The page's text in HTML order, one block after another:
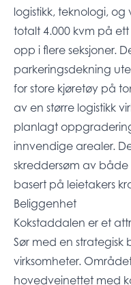
logistikk, teknologi,
totalt 4.000 kvm på
opp i flere seksjoner.
parkeringsdekning
for store kjøretøy på
av en større logistikk
planlagt
innvendige arealer.
skreddersøm av
basert på leietakers
Beliggenhet
Kokstaddalen er et
Sør med en
virksomheter.
hovedveinettet med